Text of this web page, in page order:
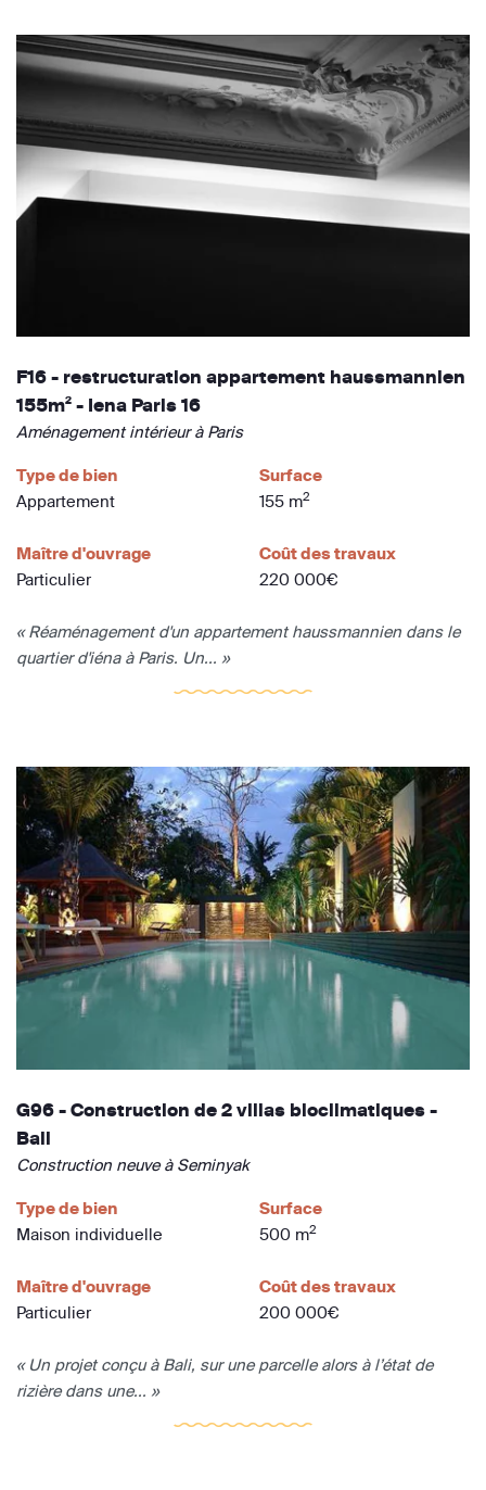
F16 - restructuration appartement haussmannien
155m² - Iena Paris 16
Aménagement intérieur à Paris
Type de bien
Appartement
Surface
155 m2
Maître d'ouvrage
Particulier
Coût des travaux
220 000€
« Réaménagement d'un appartement haussmannien dans le
quartier d'iéna à Paris. Un... »
G96 - Construction de 2 villas bioclimatiques -
Bali
Construction neuve à Seminyak
Type de bien
Maison individuelle
Surface
500 m2
Maître d'ouvrage
Particulier
Coût des travaux
200 000€
« Un projet conçu à Bali, sur une parcelle alors à l’état de
rizière dans une... »